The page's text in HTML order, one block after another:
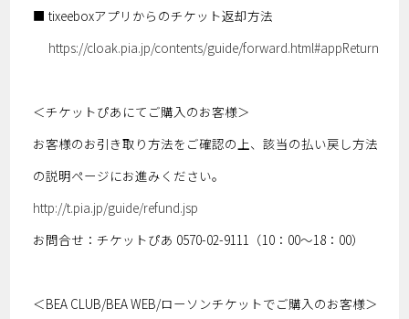
■ tixeeboxアプリからのチケット返却方法
https://cloak.pia.jp/contents/guide/forward.html#appReturn
＜チケットぴあにてご購入のお客様＞
お客様のお引き取り方法をご確認の上、該当の払い戻し方法
の説明ページにお進みください。
http://t.pia.jp/guide/refund.jsp
お問合せ：チケットぴあ 0570-02-9111（10：00～18：00）
＜BEA CLUB/BEA WEB/ローソンチケットでご購入のお客様＞